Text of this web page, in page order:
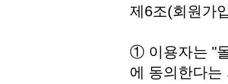
제6조(회원가
① 이용자는 "
에 동의한다는